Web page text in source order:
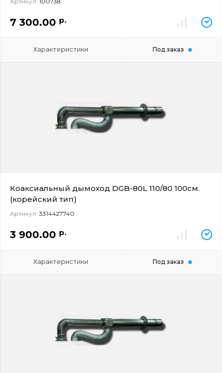
7 300.00 р.
Характеристики Под заказ
Коаксиальный дымоход DGB-80L 110/80 100см.
(корейский тип)
Артикул: 3314427740
3 900.00 р.
Характеристики Под заказ